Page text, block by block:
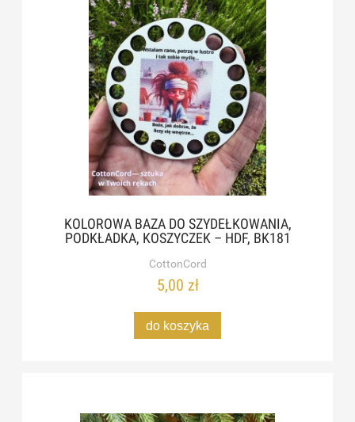
KOLOROWA BAZA DO SZYDEŁKOWANIA,
PODKŁADKA, KOSZYCZEK – HDF, BK181
CottonCord
5,00 zł
do koszyka